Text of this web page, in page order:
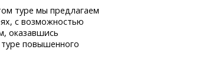
туре мы предлагаем
с возможностью
оказавшись
повышенного